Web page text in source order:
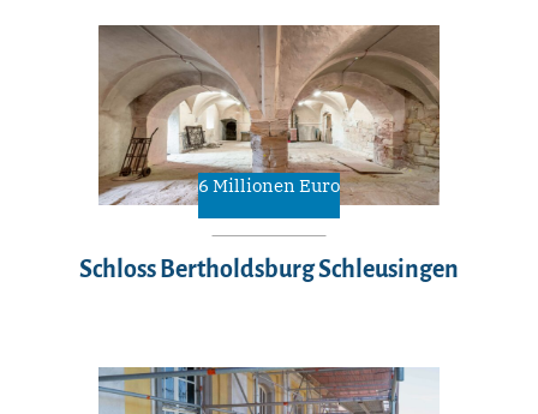
6 Millionen Euro
Schloss Bertholdsburg Schleusingen